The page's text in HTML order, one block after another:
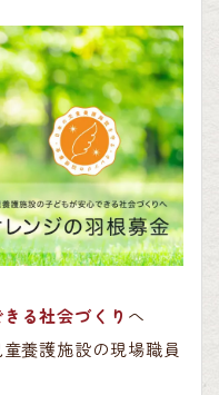
る社会づくり へ
養護施設の現場職員